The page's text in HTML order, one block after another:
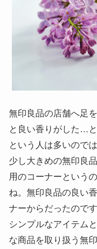
無印良品の店舗へ足
と良い香りがした…
という人は多いので
少し大きめの無印良
用のコーナーという
ね。無印良品の良い
ナーからだったのです
シンプルなアイテム
な商品を取り扱う無